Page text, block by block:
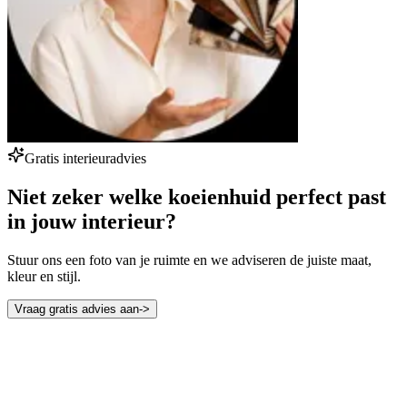
Gratis interieuradvies
Niet zeker welke koeienhuid perfect past
in jouw interieur?
Stuur ons een foto van je ruimte en we adviseren de juiste maat,
kleur en stijl.
Vraag gratis advies aan->